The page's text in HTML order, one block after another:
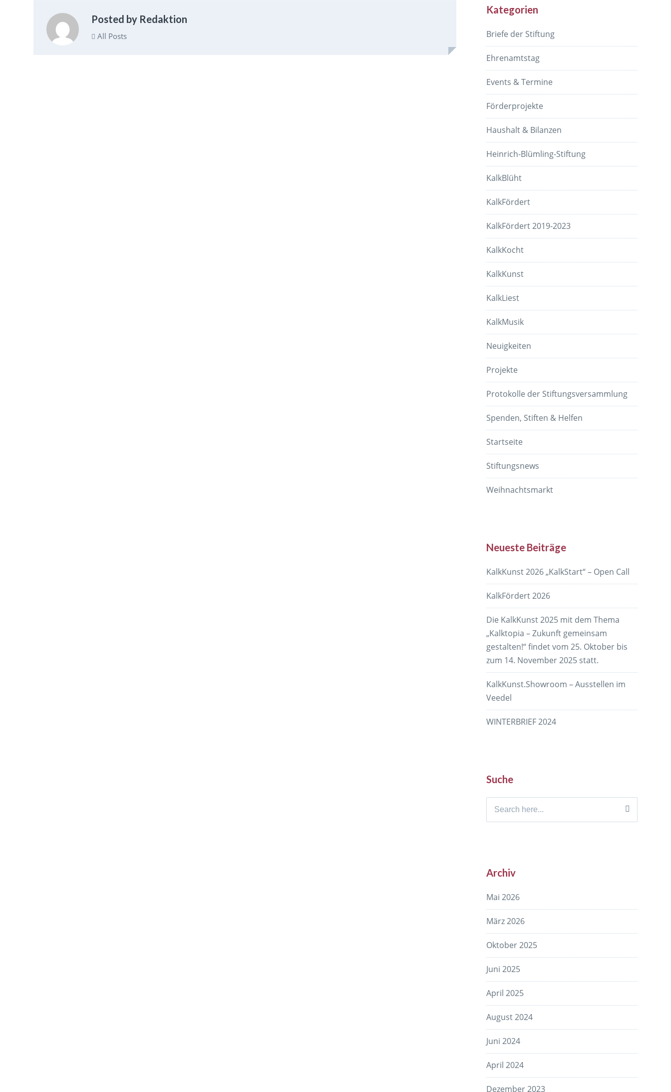
Posted by Redaktion
All Posts
Kategorien
Briefe der Stiftung
Ehrenamtstag
Events & Termine
Förderprojekte
Haushalt & Bilanzen
Heinrich-Blümling-Stiftung
KalkBlüht
KalkFördert
KalkFördert 2019-2023
KalkKocht
KalkKunst
KalkLiest
KalkMusik
Neuigkeiten
Projekte
Protokolle der Stiftungsversammlung
Spenden, Stiften & Helfen
Startseite
Stiftungsnews
Weihnachtsmarkt
Neueste Beiträge
KalkKunst 2026 „KalkStart“ – Open Call
KalkFördert 2026
Die KalkKunst 2025 mit dem Thema
„Kalktopia – Zukunft gemeinsam
gestalten!“ findet vom 25. Oktober bis
zum 14. November 2025 statt.
KalkKunst.Showroom – Ausstellen im
Veedel
WINTERBRIEF 2024
Suche
Search
Archiv
Mai 2026
März 2026
Oktober 2025
Juni 2025
April 2025
August 2024
Juni 2024
April 2024
Dezember 2023